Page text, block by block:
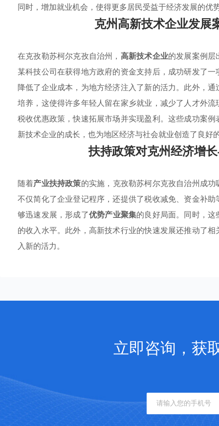
同时，增加就业机会，使得更多居民受益于经济发展的优
克州高新技术企业发展
在克孜勒苏柯尔克孜自治州， 高新技术企业的发展案例层
某科技公司在获得地方政府的资金支持后，成功研发了
降低了企业成本，为地方经济注入了新的活力。此外，
培养，这使得许多年轻人留在家乡就业，减少了人才外
税收优惠政策，快速拓展市场并实现盈利。这些成功案
新技术企业的成长，也为地区经济与社会就业创造了良好
扶持政策对克州经济增
随着产业扶持政策的实施，克孜勒苏柯尔克孜自治州成
不仅简化了企业登记程序，还提供了税收减免、资金补
够迅速发展，形成了优势产业聚集的良好局面。同时，
的收入水平。此外，高新技术行业的快速发展还推动了
入新的活力。
立即咨询，获